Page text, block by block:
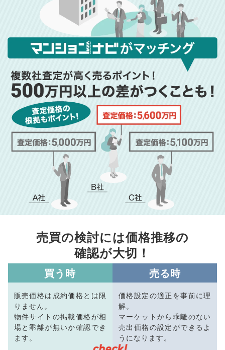
売買の検討には価格推移の
確認が大切！
買う時
販売価格は成約価格とは限
りません。
物件サイトの掲載価格が相
場と乖離が無いか確認でき
ます。
売る時
価格設定の適正を事前に理
解。
マーケットから乖離のない
売出価格の設定ができるよ
うになります。